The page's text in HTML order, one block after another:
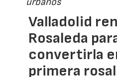
Valladolid
Rosaleda
convertirla
primera